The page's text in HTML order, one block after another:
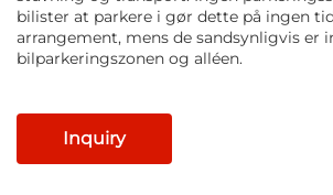
bilister at parkere i gør dette på ingen
arrangement, mens de sandsynligvis er
bilparkeringszonen og alléen.
Inquiry